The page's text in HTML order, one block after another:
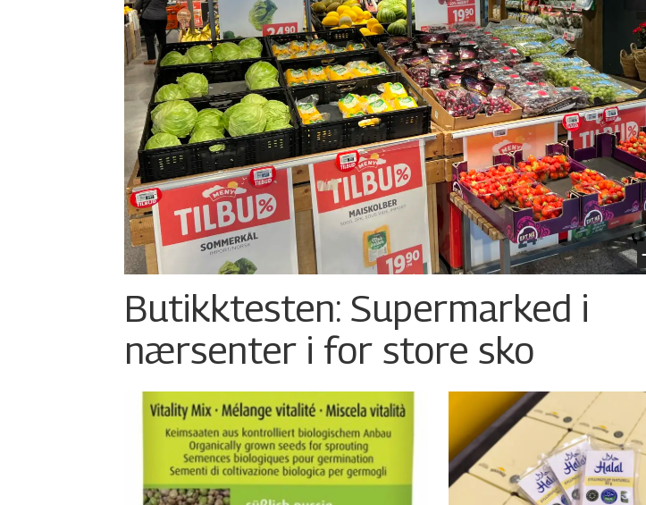
Butikktesten: Supermarked i
nærsenter i for store sko